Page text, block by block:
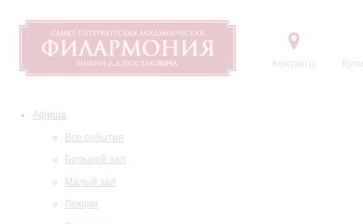
Контакты
Афиша
Все события
Большой зал
Малый зал
Лекции